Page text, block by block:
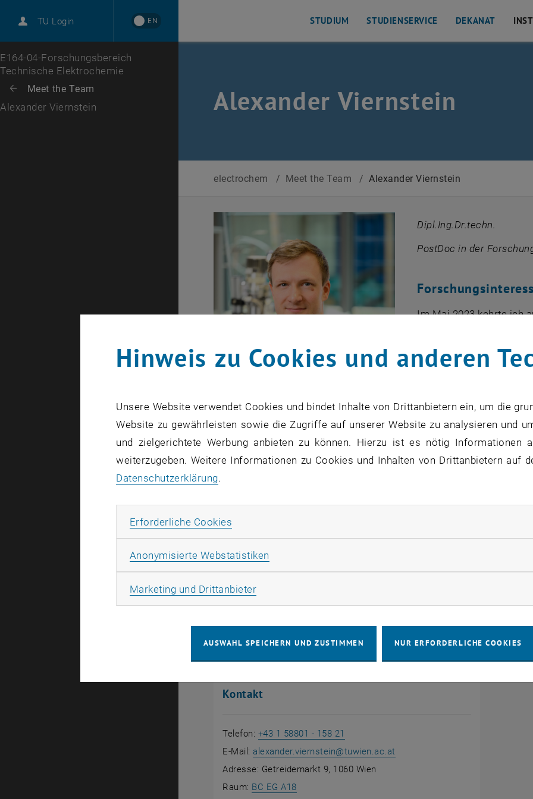
TU Login EN
Zur 1. Menü Ebene
E164-04-Forschungsbereich
Technische Elektrochemie
Zurück: Subseiten von Meet the Team auflisten
Zurück zur letzten Ebene:
Meet the Team
Alexander Viernstein
STUDIUM STUDIENSERVICE DEKANAT
Alexander Viernstein
electrochem / Meet the Team / Alexander Viernstein
Dipl.Ing.Dr.techn.
PostDoc in der
Im Mai 2023 kehrte ich
um an pulverbasierten
Tätigkeitsfelder
Untersuchung der
elektronischen Leitern,
und der
Vor allem die Suche
Elektrodenmaterialien,
mich von großem
Entwicklung neuer
Mit diesem Wissen kann anschließend auf viele Ursache, wie
Diffusionsverhalten geschlossen werden, wodurch wir die Batterie
Bei der Optimierung des Herstellungsprozesse, liegt mein Fokus
von Tintenstrahl- und Siebdruck. Insbesondere die feine
schrittweise Verbesserung von Materialien und Prozessen,
Kontakt
Telefon: +43 1 58801 - 158 21
E-Mail:alexander.viernstein@tuwien.ac.at
Adresse: Getreidemarkt 9, 1060 Wien
Raum: BC EG A18, öffnet eine externe URL in einem neuen Fenster
Hinweis zu Cookies und anderen
Unsere Website verwendet Cookies und bindet Inhalte von Drittanbietern ein, um die
Website zu gewährleisten sowie die Zugriffe auf unserer Website zu analysieren und
und zielgerichtete Werbung anbieten zu können. Hierzu ist es nötig Informationen
weiterzugeben. Weitere Informationen zu Cookies und Inhalten von Drittanbietern auf
Datenschutzerklärung.
Erforderliche Cookies
Anonymisierte Webstatistiken
Marketing und DrittanbieterMarketing Cookies zulassen
AUSWAHL SPEICHERN UND ZUSTIMMEN NUR ERFORDERLICHE COOKIES